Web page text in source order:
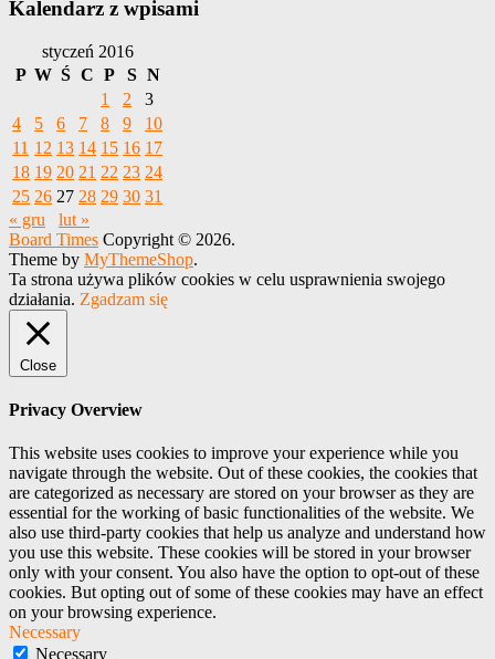
Kalendarz z wpisami
styczeń 2016
P W Ś C P S N
1
2
3
4
5 6 7 8 9
10
11 12 13 14 15 16 17
18 19 20 21 22 23 24
25 26 27 28 29 30 31
« gru
lut »
Board Times Copyright © 2026.
Theme by MyThemeShop.
Ta strona używa plików cookies w celu usprawnienia swojego
działania. Zgadzam się
Close
Privacy Overview
This website uses cookies to improve your experience while you
navigate through the website. Out of these cookies, the cookies that
are categorized as necessary are stored on your browser as they are
essential for the working of basic functionalities of the website. We
also use third-party cookies that help us analyze and understand how
you use this website. These cookies will be stored in your browser
only with your consent. You also have the option to opt-out of these
cookies. But opting out of some of these cookies may have an effect
on your browsing experience.
Necessary
Necessary